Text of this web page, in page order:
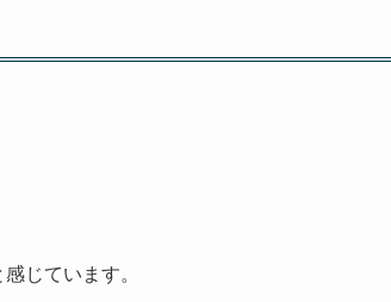
じています。